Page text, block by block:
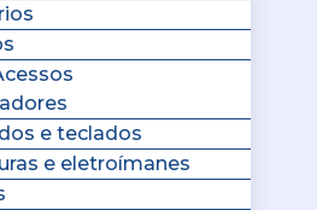
e teclados
e eletroímanes